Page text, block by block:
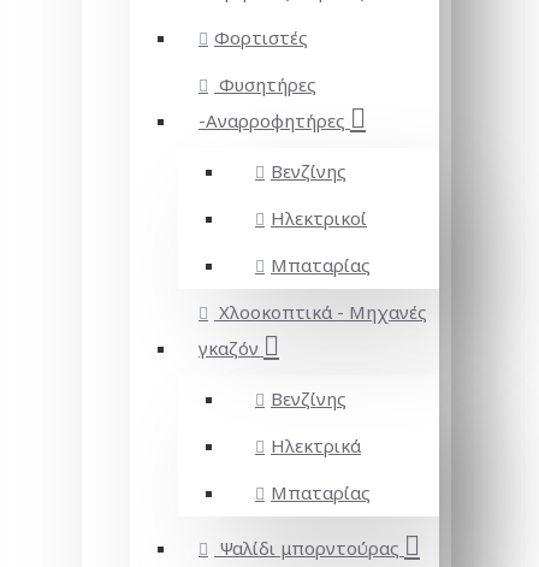
Φορτιστές
Φυσητήρες
-Αναρροφητήρες
Βενζίνης
Ηλεκτρικοί
Μπαταρίας
Χλοοκοπτικά - Μηχανές
γκαζόν
Βενζίνης
Ηλεκτρικά
Μπαταρίας
Ψαλίδι μπορντούρας